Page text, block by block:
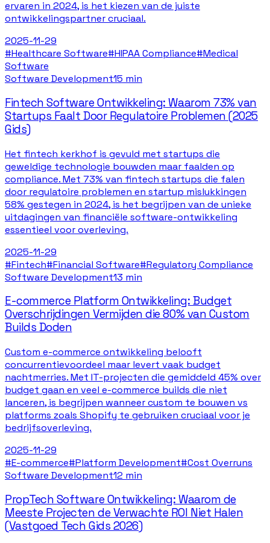
ervaren in 2024, is het kiezen van de juiste
ontwikkelingspartner cruciaal.
2025-11-29
#Healthcare Software#HIPAA Compliance#Medical
Software
Software Development15 min
Fintech Software Ontwikkeling: Waarom 73% van
Startups Faalt Door Regulatoire Problemen (2025
Gids)
Het fintech kerkhof is gevuld met startups die
geweldige technologie bouwden maar faalden op
compliance. Met 73% van fintech startups die falen
door regulatoire problemen en startup mislukkingen
58% gestegen in 2024, is het begrijpen van de unieke
uitdagingen van financiële software-ontwikkeling
essentieel voor overleving.
2025-11-29
#Fintech#Financial Software#Regulatory Compliance
Software Development13 min
E-commerce Platform Ontwikkeling: Budget
Overschrijdingen Vermijden die 80% van Custom
Builds Doden
Custom e-commerce ontwikkeling belooft
concurrentievoordeel maar levert vaak budget
nachtmerries. Met IT-projecten die gemiddeld 45% over
budget gaan en veel e-commerce builds die niet
lanceren, is begrijpen wanneer custom te bouwen vs
platforms zoals Shopify te gebruiken cruciaal voor je
bedrijfsoverleving.
2025-11-29
#E-commerce#Platform Development#Cost Overruns
Software Development12 min
PropTech Software Ontwikkeling: Waarom de
Meeste Projecten de Verwachte ROI Niet Halen
(Vastgoed Tech Gids 2026)